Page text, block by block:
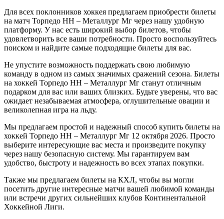
Для всех поклонников хоккея предлагаем приобрести билеты
на матч Торпедо НН – Металлург Мг через нашу удобную
платформу. У нас есть широкий выбор билетов, чтобы
удовлетворить все ваши потребности. Просто воспользуйтесь
поиском и найдите самые подходящие билеты для вас.
Не упустите возможность поддержать свою любимую
команду в одном из самых значимых сражений сезона. Билеты
на хоккей Торпедо НН – Металлург Мг станут отличным
подарком для вас или ваших близких. Будьте уверены, что вас
ожидает незабываемая атмосфера, оглушительные овации и
великолепная игра на льду.
Мы предлагаем простой и надежный способ купить билеты на
хоккей Торпедо НН – Металлург Мг 12 октября 2026. Просто
выберите интересующие вас места и произведите покупку
через нашу безопасную систему. Мы гарантируем вам
удобство, быстроту и надежность во всех этапах покупки.
Также мы предлагаем билеты на КХЛ, чтобы вы могли
посетить другие интересные матчи вашей любимой команды
или встречи других сильнейших клубов Континентальной
Хоккейной Лиги.